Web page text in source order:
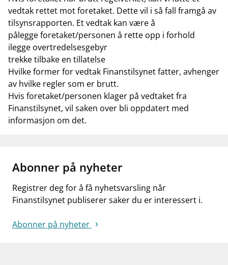
vedtak rettet mot foretaket. Dette vil i så fall framgå av
tilsynsrapporten. Et vedtak kan være å
pålegge foretaket/personen å rette opp i forhold
ilegge overtredelsesgebyr
trekke tilbake en tillatelse
Hvilke former for vedtak Finanstilsynet fatter, avhenger
av hvilke regler som er brutt.
Hvis foretaket/personen klager på vedtaket fra
Finanstilsynet, vil saken over bli oppdatert med
informasjon om det.
Abonner på nyheter
Registrer deg for å få nyhetsvarsling når
Finanstilsynet publiserer saker du er interessert i.
Abonner på nyheter